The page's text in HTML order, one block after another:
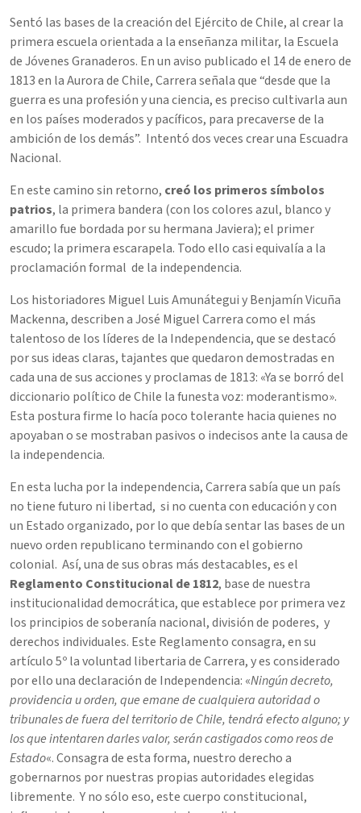
Sentó las bases de la creación del Ejército de Chile, al crear la
primera escuela orientada a la enseñanza militar, la Escuela
de Jóvenes Granaderos. En un aviso publicado el 14 de enero de
1813 en la Aurora de Chile, Carrera señala que “desde que la
guerra es una profesión y una ciencia, es preciso cultivarla aun
en los países moderados y pacíficos, para precaverse de la
ambición de los demás”. Intentó dos veces crear una Escuadra
Nacional.
En este camino sin retorno, creó los primeros símbolos
patrios, la primera bandera (con los colores azul, blanco y
amarillo fue bordada por su hermana Javiera); el primer
escudo; la primera escarapela. Todo ello casi equivalía a la
proclamación formal de la independencia.
Los historiadores Miguel Luis Amunátegui y Benjamín Vicuña
Mackenna, describen a José Miguel Carrera como el más
talentoso de los líderes de la Independencia, que se destacó
por sus ideas claras, tajantes que quedaron demostradas en
cada una de sus acciones y proclamas de 1813: «Ya se borró del
diccionario político de Chile la funesta voz: moderantismo».
Esta postura firme lo hacía poco tolerante hacia quienes no
apoyaban o se mostraban pasivos o indecisos ante la causa de
la independencia.
En esta lucha por la independencia, Carrera sabía que un país
no tiene futuro ni libertad, si no cuenta con educación y con
un Estado organizado, por lo que debía sentar las bases de un
nuevo orden republicano terminando con el gobierno
colonial. Así, una de sus obras más destacables, es el
Reglamento Constitucional de 1812, base de nuestra
institucionalidad democrática, que establece por primera vez
los principios de soberanía nacional, división de poderes, y
derechos individuales. Este Reglamento consagra, en su
artículo 5º la voluntad libertaria de Carrera, y es considerado
por ello una declaración de Independencia: «Ningún decreto,
providencia u orden, que emane de cualquiera autoridad o
tribunales de fuera del territorio de Chile, tendrá efecto alguno; y
los que intentaren darles valor, serán castigados como reos de
Estado«. Consagra de esta forma, nuestro derecho a
gobernarnos por nuestras propias autoridades elegidas
libremente. Y no sólo eso, este cuerpo constitucional,